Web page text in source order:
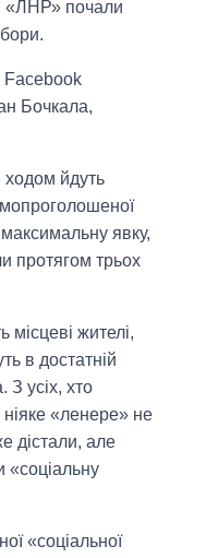
«ЛНР» почали
Facebook
Бочкала,
йдуть
явку,
протягом трьох
жителі,
в достатній
З усіх, хто
«ленере» не
дістали, але
«соціальну
«соціальної